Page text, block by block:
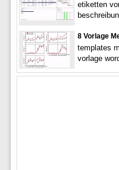
etiketten
8 Vorlage
templates
vorlage